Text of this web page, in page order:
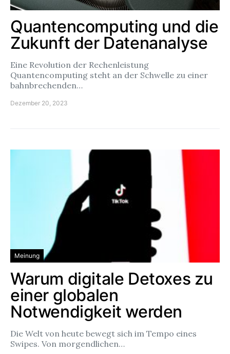
Quantencomputing und die
Zukunft der Datenanalyse
Eine Revolution der Rechenleistung
Quantencomputing steht an der Schwelle zu einer
bahnbrechenden…
Dezember 20, 2023
Meinung
Warum digitale Detoxes zu
einer globalen
Notwendigkeit werden
Die Welt von heute bewegt sich im Tempo eines
Swipes. Von morgendlichen…